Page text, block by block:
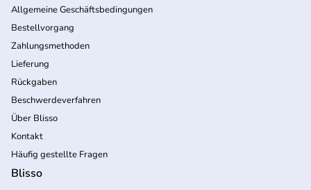
Allgemeine Geschäftsbedingungen
Bestellvorgang
Zahlungsmethoden
Lieferung
Rückgaben
Beschwerdeverfahren
Über Blisso
Kontakt
Häufig gestellte Fragen
Blisso